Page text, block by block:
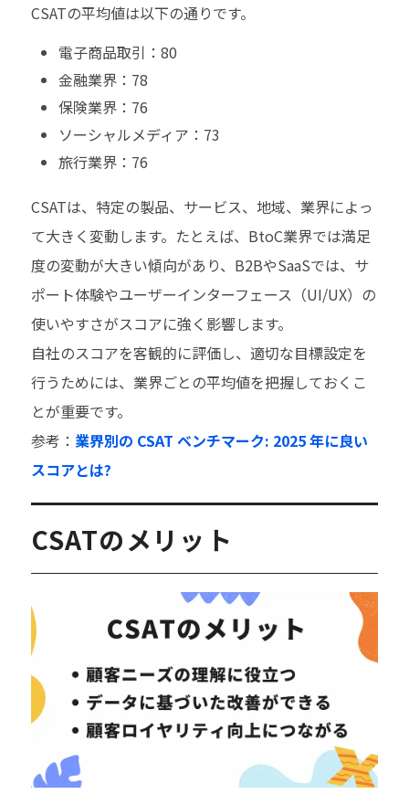
CSATの平均値は以下の通りです。
電子商品取引：80
金融業界：78
保険業界：76
ソーシャルメディア：73
旅行業界：76
CSATは、特定の製品、サービス、地域、業界によっ
て大きく変動します。たとえば、BtoC業界では満足
度の変動が大きい傾向があり、B2BやSaaSでは、サ
ポート体験やユーザーインターフェース（UI/UX）の
使いやすさがスコアに強く影響します。
自社のスコアを客観的に評価し、適切な目標設定を
行うためには、業界ごとの平均値を把握しておくこ
とが重要です。
参考： 業界別の CSAT ベンチマーク: 2025 年に良い
スコアとは?
CSATのメリット